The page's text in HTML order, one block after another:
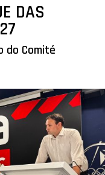
DAS
do Comité